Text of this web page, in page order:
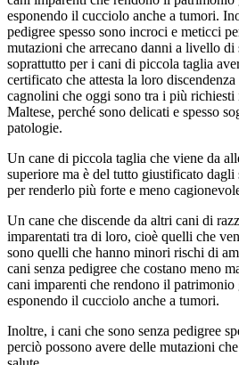
esponendo il cucciolo anche a tumori.
pedigree spesso sono incroci e meticci
mutazioni che arrecano danni a livello di
soprattutto per i cani di piccola taglia
certificato che attesta la loro
cagnolini che oggi sono tra i più richiesti
Maltese, perché sono delicati e spesso
patologie.
Un cane di piccola taglia che viene da
superiore ma è del tutto giustificato
per renderlo più forte e meno
Un cane che discende da altri cani di
imparentati tra di loro, cioè quelli che
sono quelli che hanno minori rischi di
cani senza pedigree che costano meno
cani imparenti che rendono il patrimonio
esponendo il cucciolo anche a tumori.
Inoltre, i cani che sono senza pedigree
perciò possono avere delle mutazioni